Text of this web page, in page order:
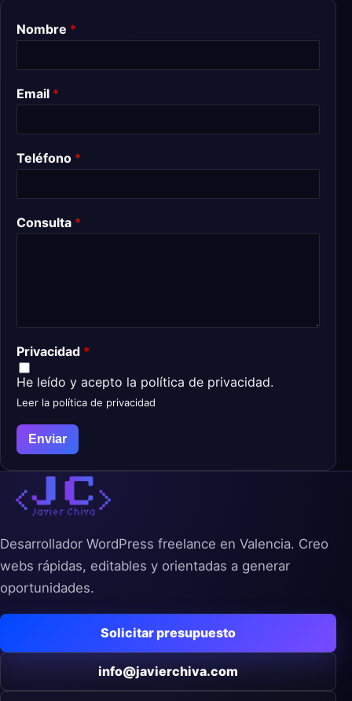
Nombre *
Email *
Teléfono *
Consulta *
Privacidad *
He leído y acepto la política de privacidad.
Leer la política de privacidad
Enviar
Desarrollador WordPress freelance en Valencia. Creo
webs rápidas, editables y orientadas a generar
oportunidades.
Solicitar presupuesto
info@javierchiva.com